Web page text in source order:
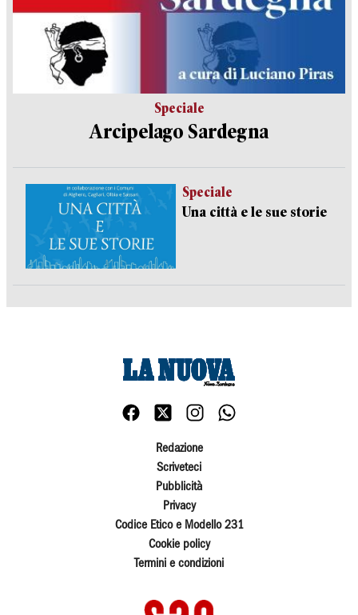
Speciale
Arcipelago Sardegna
Speciale
Una città e le sue storie
Redazione
Scriveteci
Pubblicità
Privacy
Codice Etico e Modello 231
Cookie policy
Termini e condizioni